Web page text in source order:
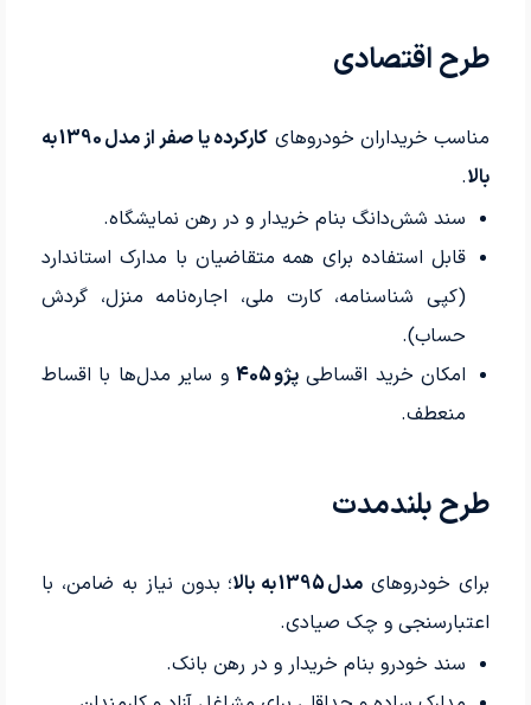
طرح اقتصادی
مناسب خریداران خودروهای
کارکرده یا صفر از مدل 1390 به
بالا.
سند شش‌دانگ بنام خریدار و در رهن نمایشگاه.
قابل استفاده برای همه متقاضیان با مدارک استاندارد
(کپی شناسنامه، کارت ملی، اجاره‌نامه منزل، گردش
حساب).
امکان خرید اقساطیپژو 405
و سایر مدل‌ها با اقساط
منعطف.
طرح بلندمدت
برای خودروهای مدل 1395 به بالا
؛ بدون نیاز به ضامن، با
اعتبارسنجی و چک صیادی.
سند خودرو بنام خریدار و در رهن بانک.